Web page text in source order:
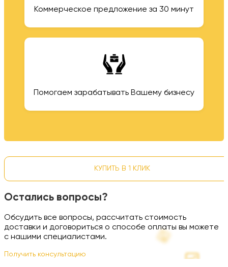
Коммерческое предложение за 30 минут
Помогаем зарабатывать Вашему бизнесу
КУПИТЬ В 1 КЛИК
Остались вопросы?
Обсудить все вопросы, рассчитать стоимость
доставки и договориться о способе оплаты вы можете
с нашими специалистами.
Получить консультацию